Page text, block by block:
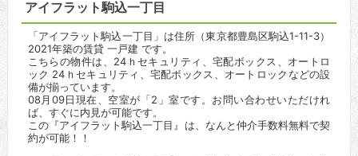
アイフラット駒込一丁目
「アイフラット駒込一丁目」は住所（東京都豊島区駒込1-11-3）
2021年築の賃貸 一戸建 です。
こちらの物件は、24ｈセキュリティ、宅配ボックス、オートロ
ック 24ｈセキュリティ、宅配ボックス、オートロックなどの設
備が揃っています。
08月09日現在、空室が「2」室です。お問い合わせいただけれ
ば、すぐに内見が可能です。
この『アイフラット駒込一丁目』は、なんと仲介手数料無料で契
約が可能！！